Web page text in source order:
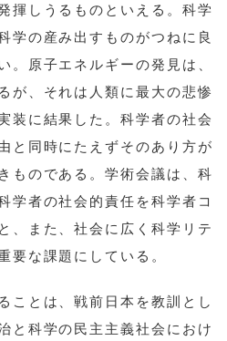
揮しうるものといえる。科学
学の産み出すものがつねに良
。原子エネルギーの発見は、
が、それは人類に最大の悲惨
装に結果した。科学者の社会
と同時にたえずそのあり方が
ものである。学術会議は、科
学者の社会的責任を科学者コ
、また、社会に広く科学リテ
要な課題にしている。
ことは、戦前日本を教訓とし
と科学の民主主義社会におけ